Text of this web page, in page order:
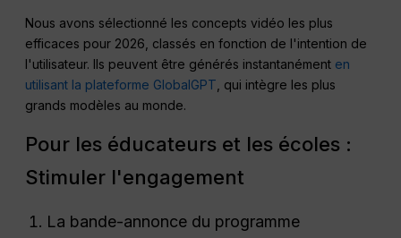
Nous avons sélectionné les concepts vidéo les plus
efficaces pour 2026, classés en fonction de l'intention de
l'utilisateur. Ils peuvent être générés instantanément en
utilisant la plateforme GlobalGPT , qui intègre les plus
grands modèles au monde.
Pour les éducateurs et les écoles :
Stimuler l'engagement
La bande-annonce du programme